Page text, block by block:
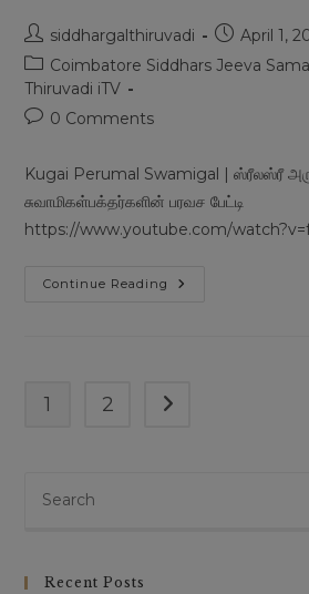
Post
author:
siddhargalthiruvadi
Post
published:
April 1,
Post
category:
Coimbatore Siddhars Jeeva
Thiruvadi iTV
Post0 Comments
Kugai Perumal Swamigal | ஸ்ரீலஸ்ரீ
சுவாமிகள்பக்தர்களின் பரவச பேட்டி
https://www.youtube.com/
Continue Reading SrilaSri
ஸ்ரீலஸ்ரீ
அருட்சித்தர்
1 2 Go to the next
Recent Posts